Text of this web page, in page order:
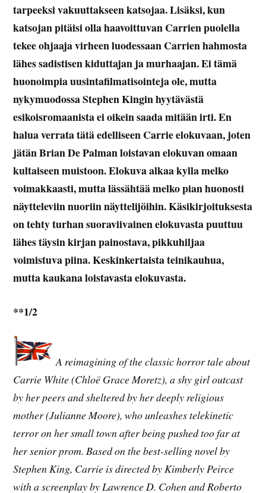
tarpeeksi vakuuttakseen katsojaa. Lisäksi, kun
katsojan pitäisi olla haavoittuvan Carrien puolella
tekee ohjaaja virheen luodessaan Carrien hahmosta
lähes sadistisen kiduttajan ja murhaajan. Ei tämä
huonoimpia uusintafilmatisointeja ole, mutta
nykymuodossa Stephen Kingin hyytävästä
esikoisromaanista ei oikein saada mitään irti. En
halua verrata tätä edelliseen Carrie elokuvaan, joten
jätän Brian De Palman loistavan elokuvan omaan
kultaiseen muistoon. Elokuva alkaa kylla melko
voimakkaasti, mutta lässähtää melko pian huonosti
näytteleviin nuoriin näyttelijöihin. Käsikirjoituksesta
on tehty turhan suoraviivainen elokuvasta puuttuu
lähes täysin kirjan painostava, pikkuhiljaa
voimistuva piina. Keskinkertaista teinikauhua,
mutta kaukana loistavasta elokuvasta.
**1/2
A reimagining of the classic horror tale about
Carrie White (Chloë Grace Moretz), a shy girl outcast
by her peers and sheltered by her deeply religious
mother (Julianne Moore), who unleashes telekinetic
terror on her small town after being pushed too far at
her senior prom. Based on the best-selling novel by
Stephen King, Carrie is directed by Kimberly Peirce
with a screenplay by Lawrence D. Cohen and Roberto